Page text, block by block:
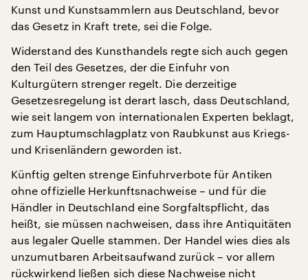
Kunst und Kunstsammlern aus Deutschland, bevor
das Gesetz in Kraft trete, sei die Folge.
Widerstand des Kunsthandels regte sich auch gegen
den Teil des Gesetzes, der die Einfuhr von
Kulturgütern strenger regelt. Die derzeitige
Gesetzesregelung ist derart lasch, dass Deutschland,
wie seit langem von internationalen Experten beklagt,
zum Hauptumschlagplatz von Raubkunst aus Kriegs-
und Krisenländern geworden ist.
Künftig gelten strenge Einfuhrverbote für Antiken
ohne offizielle Herkunftsnachweise – und für die
Händler in Deutschland eine Sorgfaltspflicht, das
heißt, sie müssen nachweisen, dass ihre Antiquitäten
aus legaler Quelle stammen. Der Handel wies dies als
unzumutbaren Arbeitsaufwand zurück – vor allem
rückwirkend ließen sich diese Nachweise nicht